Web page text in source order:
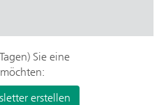
Sie eine
erstellen